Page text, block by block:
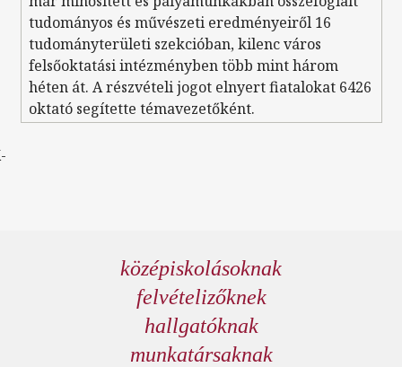
tudományos és művészeti eredményeiről 16
tudományterületi szekcióban, kilenc város
felsőoktatási intézményben több mint három
héten át. A részvételi jogot elnyert fiatalokat 6426
oktató segítette témavezetőként.
középiskolásoknak
felvételizőknek
hallgatóknak
munkatársaknak